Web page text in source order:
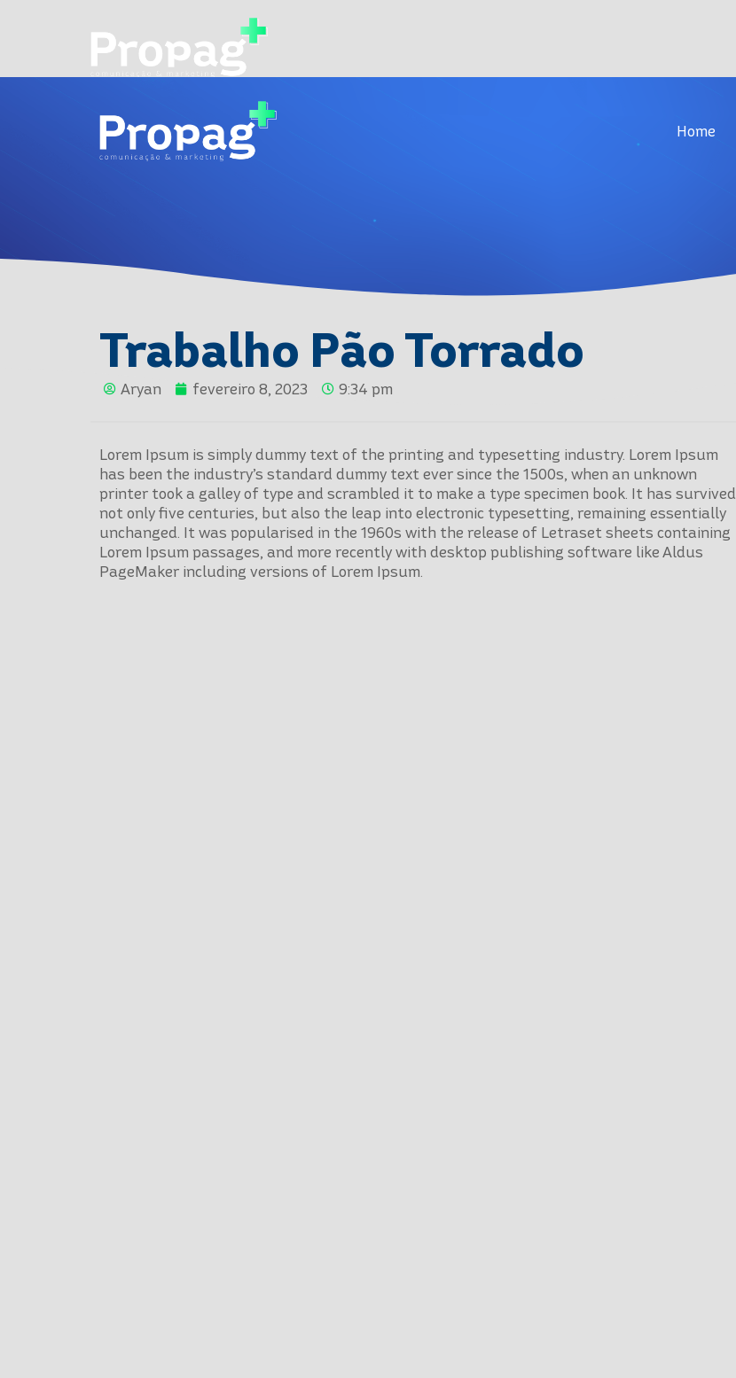
Home
Trabalho Pão Torrado
Aryan fevereiro 8, 2023 9:34 pm
Lorem Ipsum is simply dummy text of the printing and typesetting industry. Lorem Ipsum
has been the industry’s standard dummy text ever since the 1500s, when an unknown
printer took a galley of type and scrambled it to make a type specimen book. It has survived
not only five centuries, but also the leap into electronic typesetting, remaining essentially
unchanged. It was popularised in the 1960s with the release of Letraset sheets containing
Lorem Ipsum passages, and more recently with desktop publishing software like Aldus
PageMaker including versions of Lorem Ipsum.